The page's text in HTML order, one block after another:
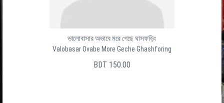
ভালোবাসার অভাবে মরে গেছে ঘাসফড়িং
Valobasar Ovabe More Geche Ghashforing
BDT 150.00